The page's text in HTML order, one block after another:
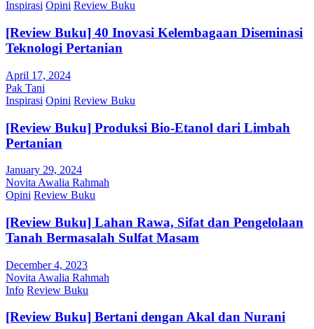
Inspirasi Opini Review Buku
[Review Buku] 40 Inovasi Kelembagaan Diseminasi
Teknologi Pertanian
April 17, 2024
Pak Tani
Inspirasi Opini Review Buku
[Review Buku] Produksi Bio-Etanol dari Limbah
Pertanian
January 29, 2024
Novita Awalia Rahmah
Opini Review Buku
[Review Buku] Lahan Rawa, Sifat dan Pengelolaan
Tanah Bermasalah Sulfat Masam
December 4, 2023
Novita Awalia Rahmah
Info Review Buku
[Review Buku] Bertani dengan Akal dan Nurani